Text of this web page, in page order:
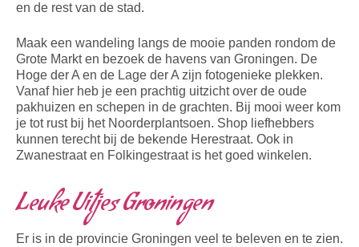
en de rest van de stad.
Maak een wandeling langs de mooie panden rondom de
Grote Markt en bezoek de havens van Groningen. De
Hoge der A en de Lage der A zijn fotogenieke plekken.
Vanaf hier heb je een prachtig uitzicht over de oude
pakhuizen en schepen in de grachten. Bij mooi weer kom
je tot rust bij het Noorderplantsoen. Shop liefhebbers
kunnen terecht bij de bekende Herestraat. Ook in
Zwanestraat en Folkingestraat is het goed winkelen.
Leuke Uitjes Groningen
Er is in de provincie Groningen veel te beleven en te zien.